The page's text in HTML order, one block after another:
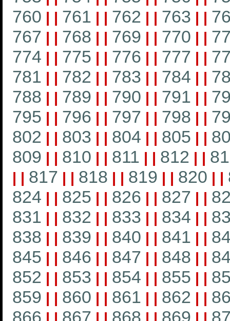
760 | | 761 | | 762 | | 763 | |
767 | | 768 | | 769 | | 770 | |
774 | | 775 | | 776 | | 777 | |
781 | | 782 | | 783 | | 784 | |
788 | | 789 | | 790 | | 791 | |
795 | | 796 | | 797 | | 798 | |
802 | | 803 | | 804 | | 805 | |
809 | | 810 | | 811 | | 812 | |
| | 817 | | 818 | | 819 | | 820 | |
824 | | 825 | | 826 | | 827 | |
831 | | 832 | | 833 | | 834 | |
838 | | 839 | | 840 | | 841 | |
845 | | 846 | | 847 | | 848 | |
852 | | 853 | | 854 | | 855 | |
859 | | 860 | | 861 | | 862 | |
866
867 868 869